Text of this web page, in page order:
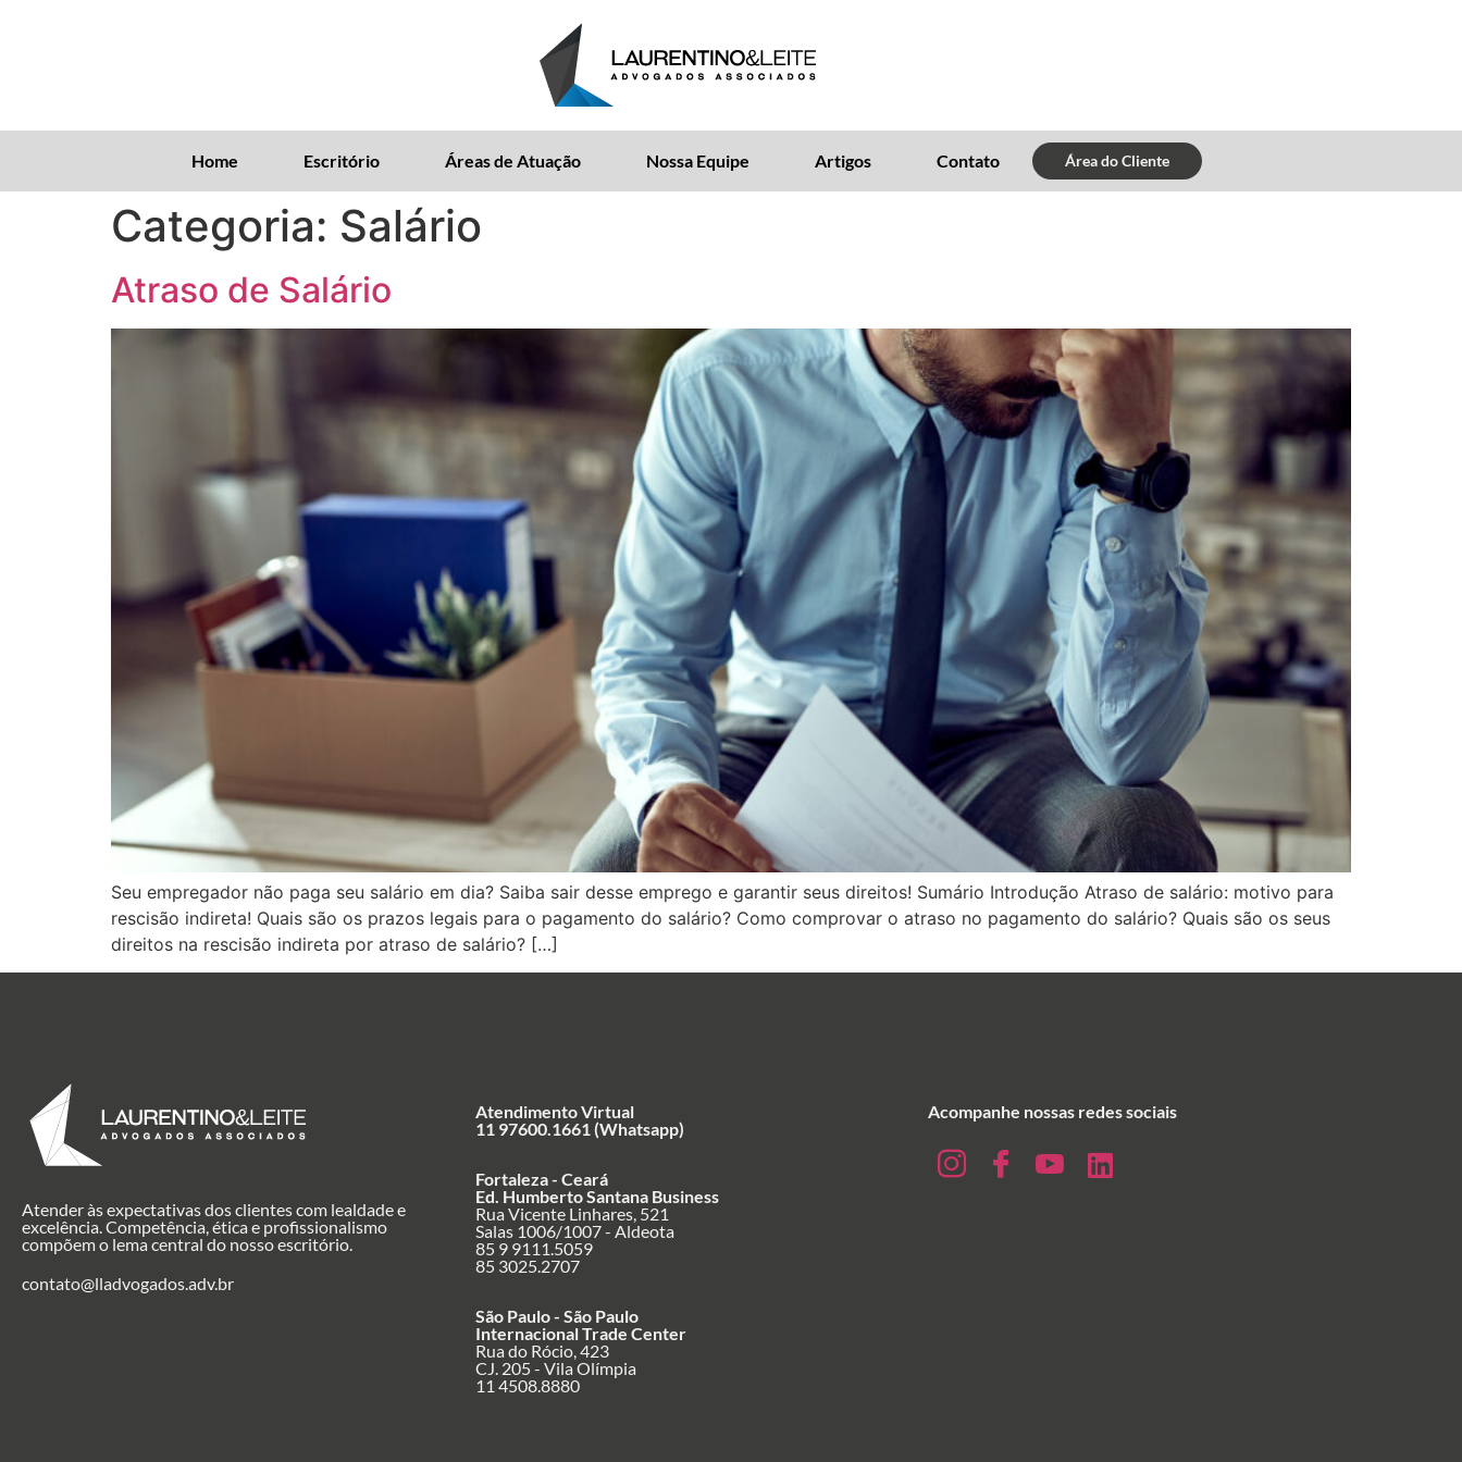
Home Escritório Áreas de Atuação Nossa Equipe Artigos Contato Área do Cliente
Categoria: Salário
Atraso de Salário
Seu empregador não paga seu salário em dia? Saiba sair desse emprego e garantir seus direitos! Sumário Introdução Atraso de salário: motivo para
rescisão indireta! Quais são os prazos legais para o pagamento do salário? Como comprovar o atraso no pagamento do salário? Quais são os seus
direitos na rescisão indireta por atraso de salário? […]
Atender às expectativas dos clientes com lealdade e
excelência. Competência, ética e profissionalismo
compõem o lema central do nosso escritório.
contato@lladvogados.adv.br
Atendimento Virtual
11 97600.1661 (Whatsapp)
Fortaleza - Ceará
Ed. Humberto Santana Business
Rua Vicente Linhares, 521
Salas 1006/1007 - Aldeota
85 9 9111.5059
85 3025.2707
São Paulo - São Paulo
Internacional Trade Center
Rua do Rócio, 423
CJ. 205 - Vila Olímpia
11 4508.8880
Acompanhe nossas redes sociais